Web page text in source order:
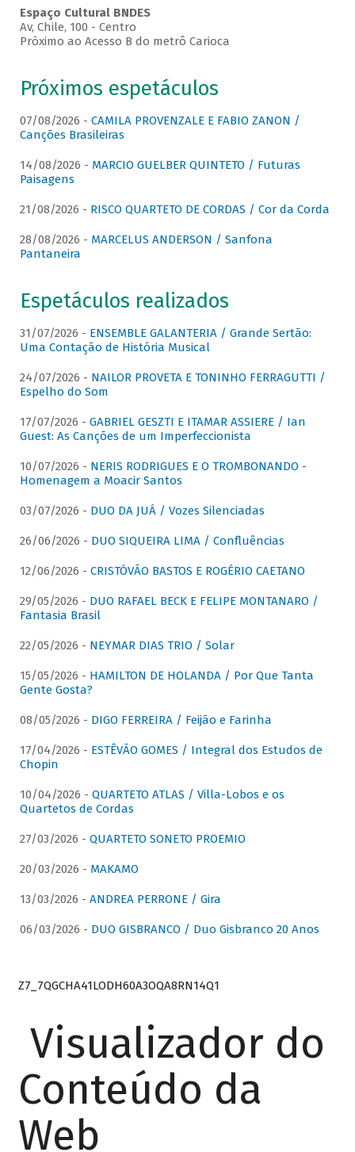
Espaço Cultural BNDES
Av, Chile, 100 - Centro
Próximo ao Acesso B do metrô Carioca
Próximos espetáculos
07/08/2026 - CAMILA PROVENZALE E FABIO ZANON /
Canções Brasileiras
14/08/2026 - MARCIO GUELBER QUINTETO / Futuras
Paisagens
21/08/2026 - RISCO QUARTETO DE CORDAS / Cor da Corda
28/08/2026 - MARCELUS ANDERSON / Sanfona
Pantaneira
Espetáculos realizados
31/07/2026 - ENSEMBLE GALANTERIA / Grande Sertão:
Uma Contação de História Musical
24/07/2026 - NAILOR PROVETA E TONINHO FERRAGUTTI /
Espelho do Som
17/07/2026 - GABRIEL GESZTI E ITAMAR ASSIERE / Ian
Guest: As Canções de um Imperfeccionista
10/07/2026 - NERIS RODRIGUES E O TROMBONANDO -
Homenagem a Moacir Santos
03/07/2026 - DUO DA JUÁ / Vozes Silenciadas
26/06/2026 - DUO SIQUEIRA LIMA / Confluências
12/06/2026 - CRISTÓVÃO BASTOS E ROGÉRIO CAETANO
29/05/2026 - DUO RAFAEL BECK E FELIPE MONTANARO /
Fantasia Brasil
22/05/2026 - NEYMAR DIAS TRIO / Solar
15/05/2026 - HAMILTON DE HOLANDA / Por Que Tanta
Gente Gosta?
08/05/2026 - DIGO FERREIRA / Feijão e Farinha
17/04/2026 - ESTÊVÃO GOMES / Integral dos Estudos de
Chopin
10/04/2026 - QUARTETO ATLAS / Villa-Lobos e os
Quartetos de Cordas
27/03/2026 - QUARTETO SONETO PROEMIO
20/03/2026 - MAKAMO
13/03/2026 - ANDREA PERRONE / Gira
06/03/2026 - DUO GISBRANCO / Duo Gisbranco 20 Anos
Z7_7QGCHA41LODH60A3OQA8RN14Q1
Visualizador do
Conteúdo da
Web